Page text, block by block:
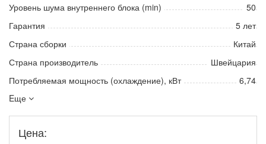
Уровень шума внутреннего блока (min)
50
Гарантия
5 лет
Страна сборки
Китай
Страна производитель
Швейцария
Потребляемая мощность (охлаждение), кВт
6,74
Eще
Цена: